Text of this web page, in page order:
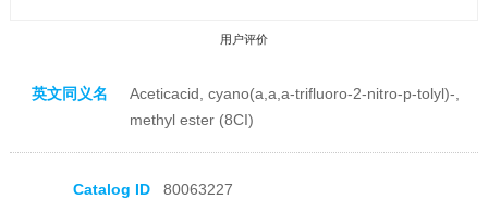
用户评价
收藏产品
英文同义名
Aceticacid, cyano(a,a,a-trifluoro-2-nitro-p-tolyl)-,
methyl ester (8CI)
Catalog ID
80063227